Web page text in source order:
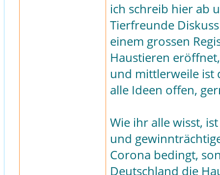
ich schreib hier ab
Tierfreunde
einem grossen
Haustieren
und mittlerweile ist
alle Ideen offen,
Wie ihr alle wisst,
und
Corona bedingt,
Deutschland die